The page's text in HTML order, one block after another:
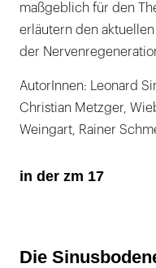
maßgeblich für den
erläutern den
der
AutorInnen: Leonard
Christian Metzger,
Weingart, Rainer
in der zm 17
Die